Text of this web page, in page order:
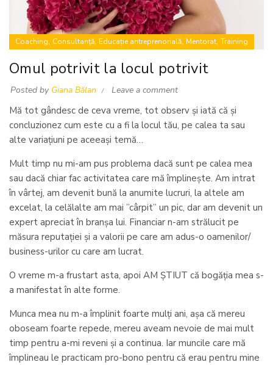
Coaching, Consultanță, Educație antreprenorială, Mentorat, Training
Omul potrivit la locul potrivit
Posted by Giana Bălan Leave a comment
Mă tot gândesc de ceva vreme, tot observ și iată că și
concluzionez cum este cu a fi la locul tău, pe calea ta sau
alte variațiuni pe aceeași temă…
Mult timp nu mi-am pus problema dacă sunt pe calea mea
sau dacă chiar fac activitatea care mă împlinește. Am intrat
în vârtej, am devenit bună la anumite lucruri, la altele am
excelat, la celălalte am mai ”cârpit” un pic, dar am devenit un
expert apreciat în branșa lui. Financiar n-am strălucit pe
măsura reputației și a valorii pe care am adus-o oamenilor/
business-urilor cu care am lucrat.
O vreme m-a frustart asta, apoi AM ȘTIUT că bogăția mea s-
a manifestat în alte forme.
Munca mea nu m-a împlinit foarte mulți ani, așa că mereu
oboseam foarte repede, mereu aveam nevoie de mai mult
timp pentru a-mi reveni și a continua. Iar muncile care mă
împlineau le practicam pro-bono pentru că erau pentru mine